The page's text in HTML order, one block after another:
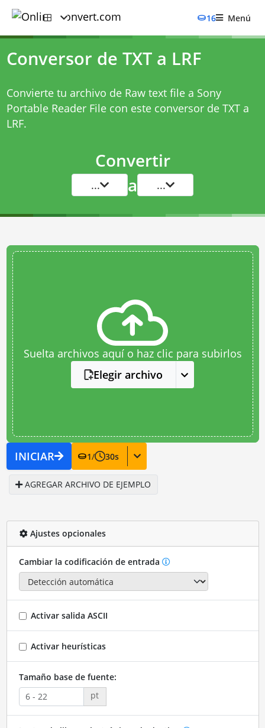
16 Menú
Conversor de TXT a LRF
Convierte tu archivo de Raw text file a Sony
Portable Reader File con este conversor de TXT a
LRF.
Convertir
... a ...
Suelta archivos aquí o haz clic para subirlos
Elegir archivo
INICIAR 1/ 30s
AGREGAR ARCHIVO DE EJEMPLO
Ajustes opcionales
Cambiar la codificación de entrada
Activar salida ASCII
Activar heurísticas
Tamaño base de fuente:
pt